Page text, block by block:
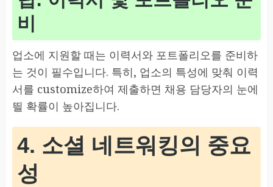
비
업소에 지원할 때는 이력서와 포트폴리오를 준비하
는 것이 필수입니다. 특히, 업소의 특성에 맞춰 이력
서를 customize하여 제출하면 채용 담당자의 눈에
띌 확률이 높아집니다.
4. 소셜 네트워킹의 중요
성